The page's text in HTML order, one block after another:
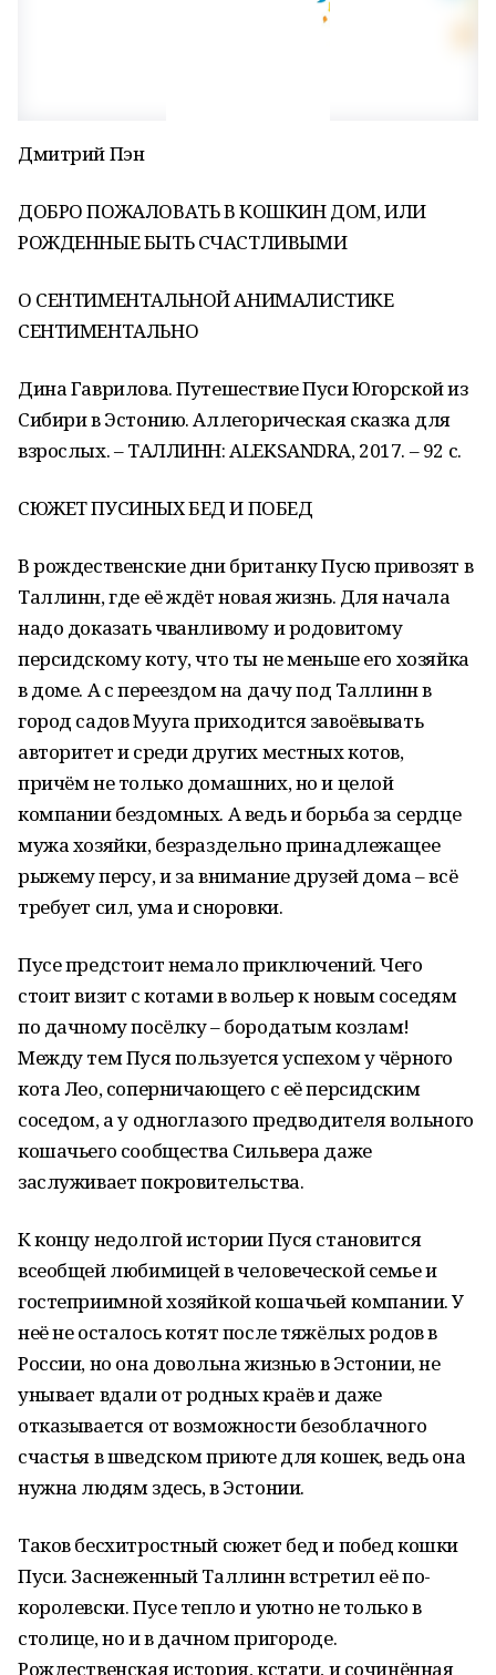
Дмитрий Пэн
ДОБРО ПОЖАЛОВАТЬ В КОШКИН ДОМ, ИЛИ
РОЖДЕННЫЕ БЫТЬ СЧАСТЛИВЫМИ
О СЕНТИМЕНТАЛЬНОЙ АНИМАЛИСТИКЕ
СЕНТИМЕНТАЛЬНО
Дина Гаврилова. Путешествие Пуси Югорской из
Сибири в Эстонию. Аллегорическая сказка для
взрослых. – ТАЛЛИНН: ALEKSANDRA, 2017. – 92 с.
СЮЖЕТ ПУСИНЫХ БЕД И ПОБЕД
В рождественские дни британку Пусю привозят в
Таллинн, где её ждёт новая жизнь. Для начала
надо доказать чванливому и родовитому
персидскому коту, что ты не меньше его хозяйка
в доме. А с переездом на дачу под Таллинн в
город садов Мууга приходится завоёвывать
авторитет и среди других местных котов,
причём не только домашних, но и целой
компании бездомных. А ведь и борьба за сердце
мужа хозяйки, безраздельно принадлежащее
рыжему персу, и за внимание друзей дома – всё
требует сил, ума и сноровки.
Пусе предстоит немало приключений. Чего
стоит визит с котами в вольер к новым соседям
по дачному посёлку – бородатым козлам!
Между тем Пуся пользуется успехом у чёрного
кота Лео, соперничающего с её персидским
соседом, а у одноглазого предводителя вольного
кошачьего сообщества Сильвера даже
заслуживает покровительства.
К концу недолгой истории Пуся становится
всеобщей любимицей в человеческой семье и
гостеприимной хозяйкой кошачьей компании. У
неё не осталось котят после тяжёлых родов в
России, но она довольна жизнью в Эстонии, не
унывает вдали от родных краёв и даже
отказывается от возможности безоблачного
счастья в шведском приюте для кошек, ведь она
нужна людям здесь, в Эстонии.
Таков бесхитростный сюжет бед и побед кошки
Пуси. Заснеженный Таллинн встретил её по-
королевски. Пусе тепло и уютно не только в
столице, но и в дачном пригороде.
Рождественская история, кстати, и сочинённая